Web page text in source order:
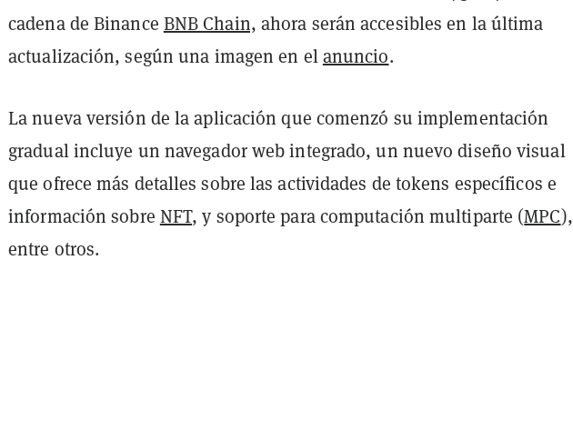
cadena de Binance BNB Chain, ahora serán accesibles en la última
actualización, según una imagen en elanuncio.
La nueva versión de la aplicación que comenzó su implementación
gradual incluye un navegador web integrado, un nuevo diseño visual
que ofrece más detalles sobre las actividades de tokens específicos e
información sobre NFT, y soporte para computación multiparte (MPC),
entre otros.